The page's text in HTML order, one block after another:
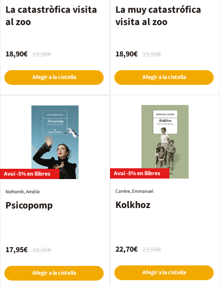
La catastròfica visita
al zoo
19,90€
18,90€
Afegir a la cistella
La muy catastrófica
visita al zoo
19,90€
18,90€
Afegir a la cistella
Avui -5% en llibres
Psicopomp
Nothomb, Amélie
18,90€
17,95€
Afegir a la cistella
Avui -5% en llibres
Kolkhoz
Carrère, Emmanuel
23,90€
22,70€
Afegir a la cistella